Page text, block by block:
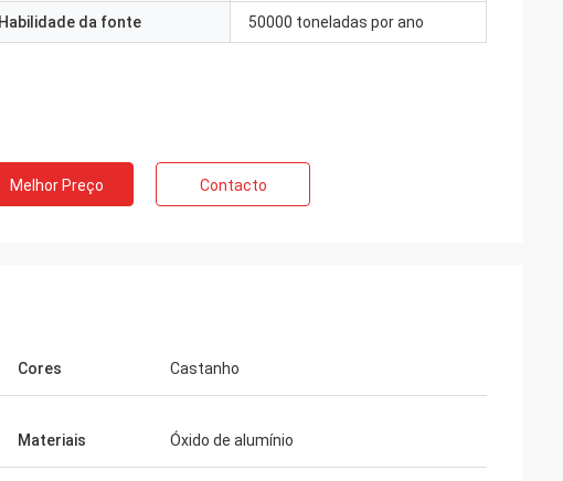
Habilidade da fonte 50000 toneladas por ano
Melhor Preço Contacto
Cores Castanho
Materiais Óxido de alumínio